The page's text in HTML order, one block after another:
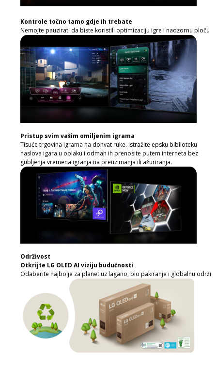
Kontrole točno tamo gdje ih trebate
Nemojte pauzirati da biste koristili optimizaciju igre i nadzornu ploču
Pristup svim vašim omiljenim igrama
Tisuće trgovina igrama na dohvat ruke. Istražite epsku biblioteku
naslova igara u oblaku i odmah ih prenosite putem interneta bez
gubljenja vremena igranja na preuzimanja ili ažuriranja.
Održivost
Otkrijte LG OLED AI viziju budućnosti
Odaberite najbolje za planet uz lagano, bio pakiranje i globalnu